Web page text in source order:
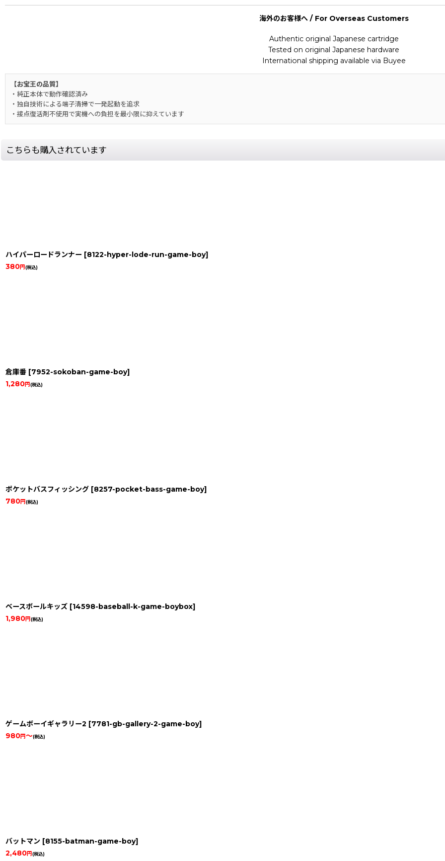
海外のお客様へ / For Overseas Customers
Authentic original Japanese cartridge
Tested on original Japanese hardware
International shipping available via Buyee
【お宝王の品質】
・純正本体で動作確認済み
・独自技術による端子清掃で一発起動を追求
・接点復活剤不使用で実機への負担を最小限に抑えています
こちらも購入されています
ハイパーロードランナー [8122-hyper-lode-run-game-boy]
380円(税込)
倉庫番 [7952-sokoban-game-boy]
1,280円(税込)
ポケットバスフィッシング [8257-pocket-bass-game-boy]
780円(税込)
ベースボールキッズ [14598-baseball-k-game-boybox]
1,980円(税込)
ゲームボーイギャラリー2 [7781-gb-gallery-2-game-boy]
980円～(税込)
バットマン [8155-batman-game-boy]
2,480円(税込)